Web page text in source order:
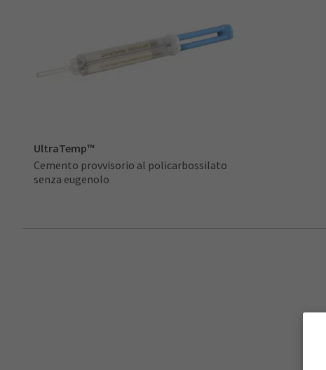
UltraTemp™
Cemento provvisorio al policarbossilato
senza eugenolo